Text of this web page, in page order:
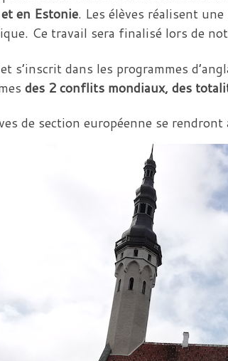
en Estonie. Les élèves réalisent
Ce travail sera finalisé lors de
s’inscrit dans les programmes
des 2 conflits mondiaux, des
de section européenne se